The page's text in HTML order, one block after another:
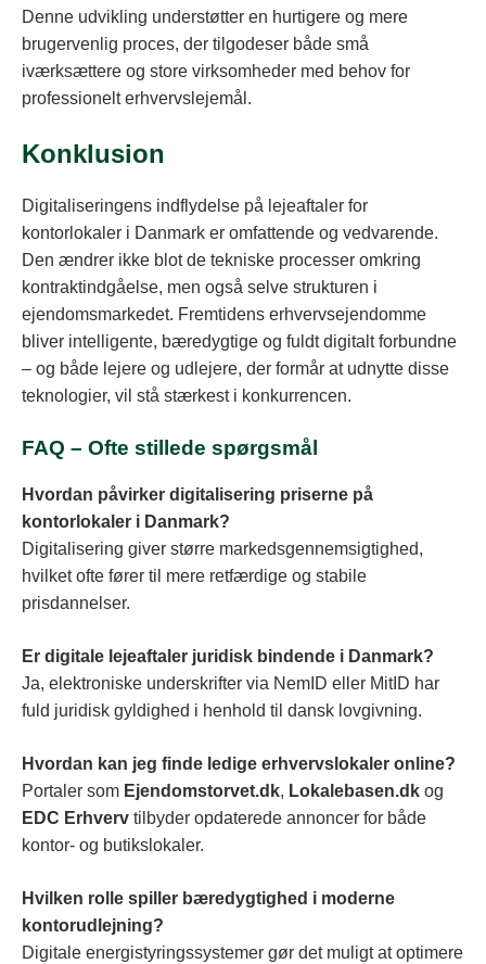
Denne udvikling understøtter en hurtigere og mere
brugervenlig proces, der tilgodeser både små
iværksættere og store virksomheder med behov for
professionelt erhvervslejemål.
Konklusion
Digitaliseringens indflydelse på lejeaftaler for
kontorlokaler i Danmark er omfattende og vedvarende.
Den ændrer ikke blot de tekniske processer omkring
kontraktindgåelse, men også selve strukturen i
ejendomsmarkedet. Fremtidens erhvervsejendomme
bliver intelligente, bæredygtige og fuldt digitalt forbundne
– og både lejere og udlejere, der formår at udnytte disse
teknologier, vil stå stærkest i konkurrencen.
FAQ – Ofte stillede spørgsmål
Hvordan påvirker digitalisering priserne på
kontorlokaler i Danmark?
Digitalisering giver større markedsgennemsigtighed,
hvilket ofte fører til mere retfærdige og stabile
prisdannelser.
Er digitale lejeaftaler juridisk bindende i Danmark?
Ja, elektroniske underskrifter via NemID eller MitID har
fuld juridisk gyldighed i henhold til dansk lovgivning.
Hvordan kan jeg finde ledige erhvervslokaler online?
Portaler som Ejendomstorvet.dk, Lokalebasen.dk og
EDC Erhverv tilbyder opdaterede annoncer for både
kontor- og butikslokaler.
Hvilken rolle spiller bæredygtighed i moderne
kontorudlejning?
Digitale energistyringssystemer gør det muligt at optimere